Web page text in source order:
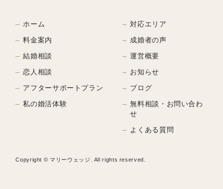
ホーム
料金案内
結婚相談
恋人相談
アフターサポートプラン
私の婚活体験
対応エリア
成婚者の声
運営概要
お知らせ
ブログ
無料相談・お問い合わ
せ
よくある質問
Copyright © マリーウェッジ. All rights reserved.